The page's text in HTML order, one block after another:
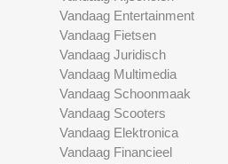
Vandaag Entertainment
Vandaag Fietsen
Vandaag Juridisch
Vandaag Multimedia
Vandaag Schoonmaak
Vandaag Scooters
Vandaag Elektronica
Vandaag Financieel